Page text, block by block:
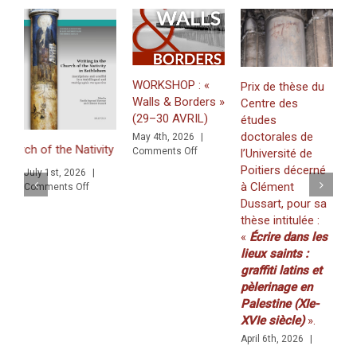
2024)
of the Nativity in Bethlehem. Inscriptions and Graffiti in a
July 1st, 2026
|
Comments Offon
and Multigraphic Perspective
WORKSHOP : «
Walls & Borders »
(29–30 AVRIL)
May 4th, 2026
Comments Offon
WORKSHOP
Prix de thèse du
Centre des
études
doctorales de
l’Université de
Poitiers décerné
à Clément
Dussart, pour sa
thèse intitulée :
« Écrire dans les
lieux saints :
graffiti latins et
pèlerinage en
Palestine (XIe-
XVIe siècle)».
April 6th, 2026